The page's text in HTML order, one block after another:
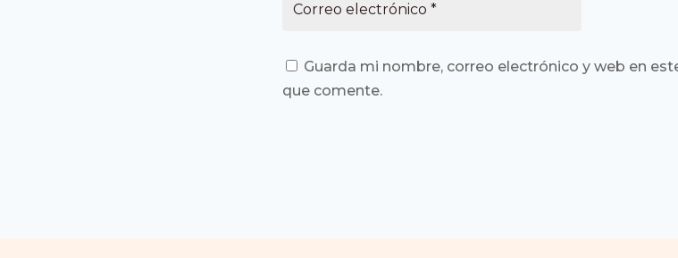
Guarda mi nombre, correo electrónico y web en
que comente.